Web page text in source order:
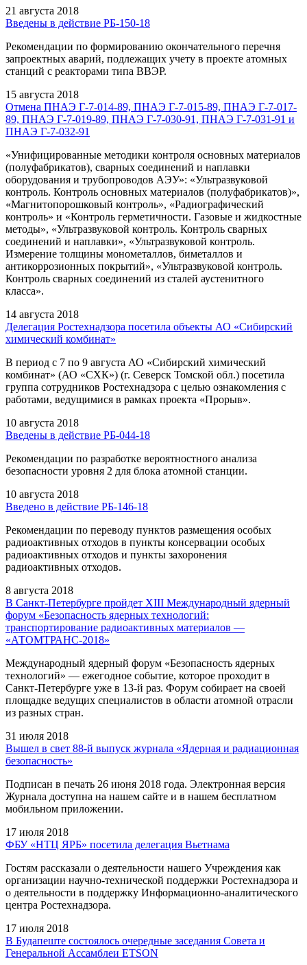
21 августа 2018
Введены в действие РБ-150-18
Рекомендации по формированию окончательного перечня
запроектных аварий, подлежащих учету в проекте атомных
станций с реакторами типа ВВЭР.
15 августа 2018
Отмена ПНАЭ Г-7-014-89, ПНАЭ Г-7-015-89, ПНАЭ Г-7-017-
89, ПНАЭ Г-7-019-89, ПНАЭ Г-7-030-91, ПНАЭ Г-7-031-91 и
ПНАЭ Г-7-032-91
«Унифицированные методики контроля основных материалов
(полуфабрикатов), сварных соединений и наплавки
оборудования и трубопроводов АЭУ»: «Ультразвуковой
контроль. Контроль основных материалов (полуфабрикатов)»,
«Магнитопорошковый контроль», «Радиографический
контроль» и «Контроль герметичности. Газовые и жидкостные
методы», «Ультразвуковой контроль. Контроль сварных
соединений и наплавки», «Ультразвуковой контроль.
Измерение толщины монометаллов, биметаллов и
антикоррозионных покрытий», «Ультразвуковой контроль.
Контроль сварных соединений из сталей аустенитного
класса».
14 августа 2018
Делегация Ростехнадзора посетила объекты АО «Сибирский
химический комбинат»
В период с 7 по 9 августа АО «Сибирский химический
комбинат» (АО «СХК») (г. Северск Томской обл.) посетила
группа сотрудников Ростехнадзора с целью ознакомления с
работами, ведущимися в рамках проекта «Прорыв».
10 августа 2018
Введены в действие РБ-044-18
Рекомендации по разработке вероятностного анализа
безопасности уровня 2 для блока атомной станции.
10 августа 2018
Введено в действие РБ-146-18
Рекомендации по переводу пунктов размещения особых
радиоактивных отходов в пункты консервации особых
радиоактивных отходов и пункты захоронения
радиоактивных отходов.
8 августа 2018
В Санкт-Петербурге пройдет XIII Международный ядерный
форум «Безопасность ядерных технологий:
транспортирование радиоактивных материалов —
«АТОМТРАНС-2018»
Международный ядерный форум «Безопасность ядерных
технологий» — ежегодное событие, которое проходит в
Санкт-Петербурге уже в 13-й раз. Форум собирает на своей
площадке ведущих специалистов в области атомной отрасли
из разных стран.
31 июля 2018
Вышел в свет 88-й выпуск журнала «Ядерная и радиационная
безопасность»
Подписан в печать 26 июня 2018 года. Электронная версия
Журнала доступна на нашем сайте и в нашем бесплатном
мобильном приложении.
17 июля 2018
ФБУ «НТЦ ЯРБ» посетила делегация Вьетнама
Гостям рассказали о деятельности нашего Учреждения как
организации научно-технической поддержки Ростехнадзора и
о деятельности в поддержку Информационно-аналитического
центра Ростехнадзора.
17 июля 2018
В Будапеште состоялось очередные заседания Совета и
Генеральной Ассамблеи ETSON